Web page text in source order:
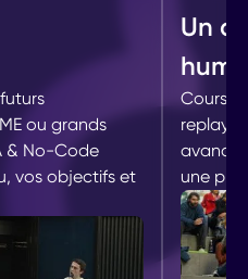
ou grands
& No-Code
vos objectifs et
Un
Cours
replays
une